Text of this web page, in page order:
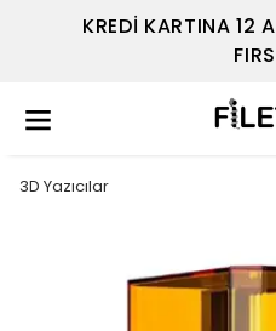
KREDİ KARTINA 12
3D Yazıcılar